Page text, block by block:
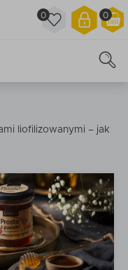
0
0
liofilizowanymi – jak